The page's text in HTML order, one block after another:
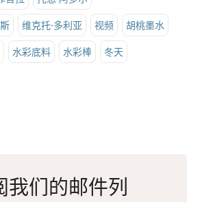
维克托·多利亚 视频 胡桃墨水
水彩底料 水彩棒 冬天
我们的邮件列